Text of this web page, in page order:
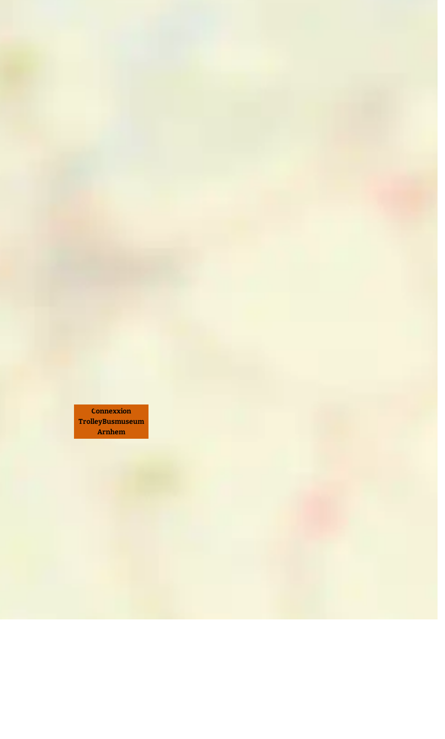
Connexxion
TrolleyBusmuseum
Arnhem